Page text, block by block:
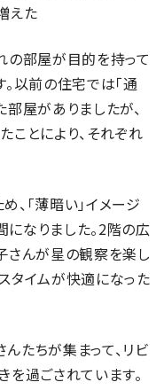
えた
の部屋が目的を持って
以前の住宅では「通
屋がありましたが、
ことにより、それぞれ
「薄暗い」イメージ
なりました。2階の広
さんが星の観察を楽し
タイムが快適になった
たちが集まって、リビ
を過ごされています。